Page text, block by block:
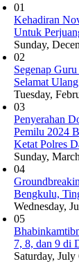
01
Kehadiran
Untuk
Sunday,
02
Segenap
Selamat
Tuesday,
03
Penyerahan
Pemilu 2024
Ketat Polres
Sunday,
04
Bengkulu,
Wednesday,
05
7, 8, dan 9 di
Saturday,